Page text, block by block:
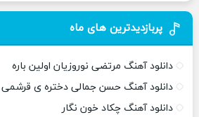
پربازدیدترین های ماه
دانلود آهنگ مرتضی نوروزیان اولین باره
دانلود آهنگ حسن جمالی دختره ی قرشمی
دانلود آهنگ چکاد خون نگار